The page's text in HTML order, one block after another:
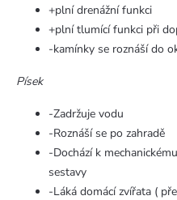
+plní drenážní funkci
+plní tlumící funkci při
-kamínky se roznáší do
Písek
-Zadržuje vodu
-Roznáší se po zahradě
-Dochází k
sestavy
-Láká domácí zvířata (